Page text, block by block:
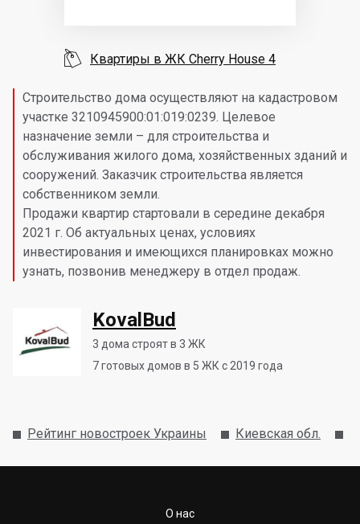
Строительство дома осуществляют на кадастровом
участке 3210945900:01:019:0239. Целевое
назначение земли – для строительства и
обслуживания жилого дома, хозяйственных зданий и
сооружений. Заказчик строительства является
собственником земли.
Продажи квартир стартовали в середине декабря
2021 г. Об актуальных ценах, условиях
инвестирования и имеющихся планировках можно
узнать, позвонив менеджеру в отдел продаж.
KovalBud
3 дома строят в 3 ЖК
7готовых домов в 5 ЖК с 2019 года
 Квартиры в ЖК Cherry House 4
Рейтинг новостроек Украины Киевская обл.
О нас